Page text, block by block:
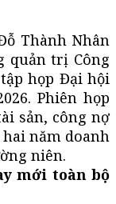
Thành Nhân
quản trị Công
họp Đại hội
Phiên họp
sản, công nợ
năm doanh
niên.
mới toàn bộ